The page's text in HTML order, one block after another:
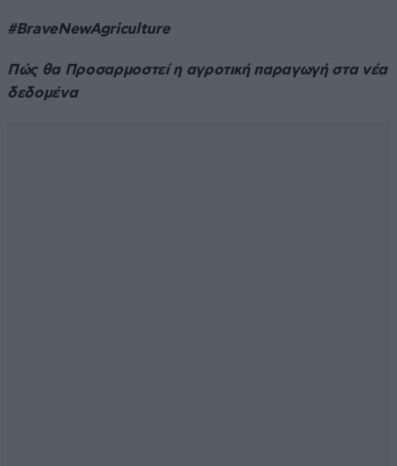
#BraveNewAgriculture
Πώς θα Προσαρμοστεί η αγροτική παραγωγή στα νέα
δεδομένα